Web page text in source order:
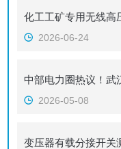
2026-06-24
2026-05-08
变压器有载分接开关